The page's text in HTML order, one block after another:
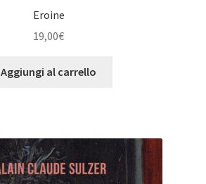
Eroine
19,00€
Aggiungi al carrello